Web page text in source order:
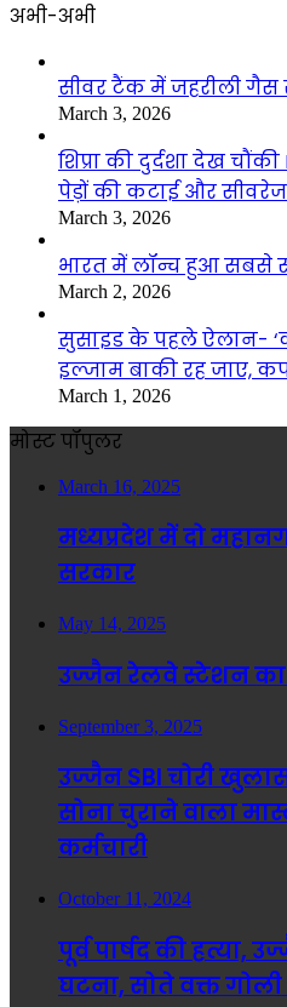
अभी-अभी
सीवर टैंक में जहरीली गैस
March 3, 2026
शिप्रा की दुर्दशा देख
पेड़ों की कटाई और
March 3, 2026
भारत में लॉन्च हुआ सबसे
March 2, 2026
सुसाइड के पहले ऐलान-
इल्जाम बाकी रह जाए,
March 1, 2026
मोस्ट पॉपुलर
March 16, 2025
मध्यप्रदेश में दो
सरकार
May 14, 2025
उज्जैन रेलवे स्टेशन का
September 3, 2025
उज्जैन SBI चोरी
सोना चुराने वाला
कर्मचारी
October 11, 2024
पूर्व पार्षद की
घटना, सोते वक्त गोली